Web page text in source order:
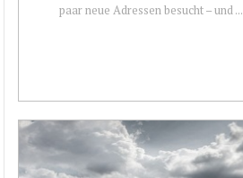
paar neue Adressen besucht – und ...